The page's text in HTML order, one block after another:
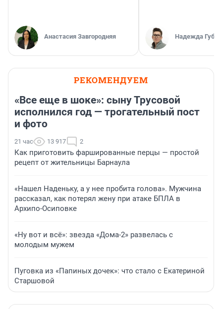
Анастасия Завгородняя Надежда
РЕКОМЕНДУЕМ
«Все еще в шоке»: сыну Трусовой
исполнился год — трогательный пост
и фото
21 час 13 917 2
Как приготовить фаршированные перцы — простой
рецепт от жительницы Барнаула
«Нашел Наденьку, а у нее пробита голова». Мужчина
рассказал, как потерял жену при атаке БПЛА в
Архипо-Осиповке
«Ну вот и всё»: звезда «Дома-2» развелась с
молодым мужем
Пуговка из «Папиных дочек»: что стало с Екатериной
Старшовой